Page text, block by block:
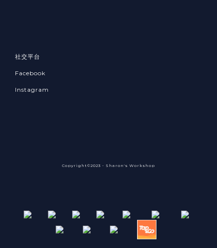
社交平台
Facebook
Instagram
Copyright©2023 - Sharon's Workshop